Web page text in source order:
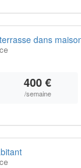
dans
400 €
/semaine